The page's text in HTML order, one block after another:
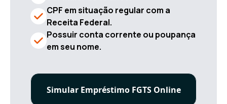
CPF em situação regular com a
Receita Federal.
Possuir conta corrente ou poupança
em seu nome.
Simular Empréstimo FGTS Online